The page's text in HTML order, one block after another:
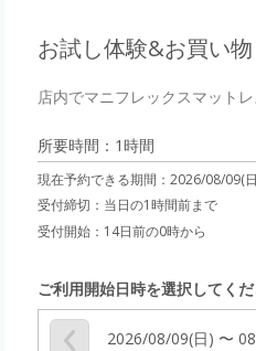
お試し体験&お買い物
店内でマニフレックスマット
所要時間：1時間
現在予約できる期間： 2026/08/09(
受付締切： 当日の1時間前まで
受付開始： 14日前の0時から
ご利用開始日時を選択してく
2026/08/09(日) 〜